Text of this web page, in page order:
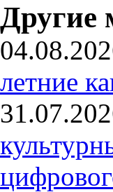
Другие
летние